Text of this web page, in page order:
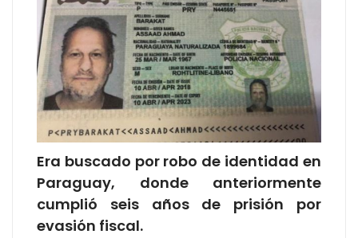
Era buscado por robo de identidad en
Paraguay, donde anteriormente
cumplió seis años de prisión por
evasión fiscal.